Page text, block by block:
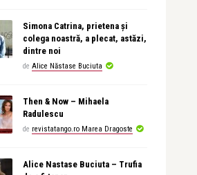
Simona Catrina, prietena și
colega noastră, a plecat, astăzi,
dintre noi
de Alice Năstase Buciuta
Then & Now – Mihaela
Radulescu
de revistatango.ro Marea Dragoste
Alice Nastase Buciuta – Trufia